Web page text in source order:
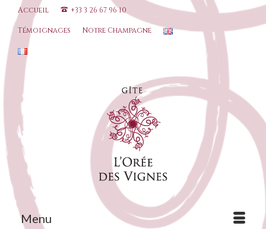
Accueil +33 3 26 67 96 10
Témoignages Notre Champagne
Menu